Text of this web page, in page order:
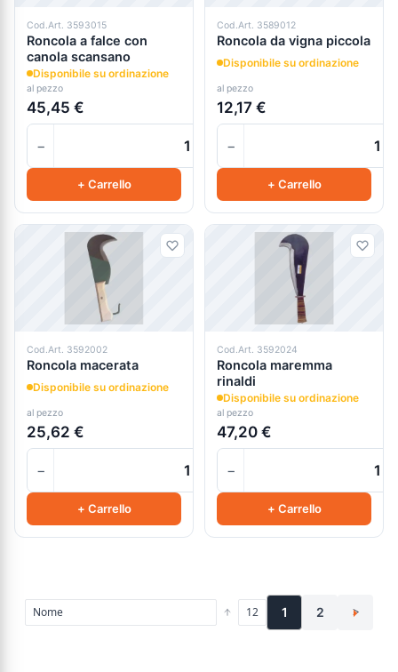
Cod.Art. 3593015
Roncola a falce con
canola scansano
Disponibile su ordinazione
al pezzo
45,45 €
−
+ Carrello
Cod.Art. 3589012
Roncola da vigna piccola
Disponibile su ordinazione
al pezzo
12,17 €
−
+ Carrello
Cod.Art. 3592002
Roncola macerata
Disponibile su ordinazione
al pezzo
25,62 €
−
+ Carrello
Cod.Art. 3592024
Roncola maremma
rinaldi
Disponibile su ordinazione
al pezzo
47,20 €
−
+ Carrello
1 2 >